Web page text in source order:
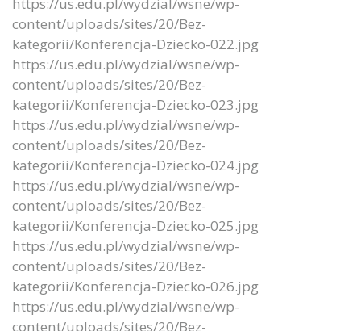
content/uploads/sites/20/Bez-
kategorii/Konferencja-Dziecko-022.jpg
https://us.edu.pl/wydzial/wsne/wp-
content/uploads/sites/20/Bez-
kategorii/Konferencja-Dziecko-023.jpg
https://us.edu.pl/wydzial/wsne/wp-
content/uploads/sites/20/Bez-
kategorii/Konferencja-Dziecko-024.jpg
https://us.edu.pl/wydzial/wsne/wp-
content/uploads/sites/20/Bez-
kategorii/Konferencja-Dziecko-025.jpg
https://us.edu.pl/wydzial/wsne/wp-
content/uploads/sites/20/Bez-
kategorii/Konferencja-Dziecko-026.jpg
https://us.edu.pl/wydzial/wsne/wp-
content/uploads/sites/20/Bez-